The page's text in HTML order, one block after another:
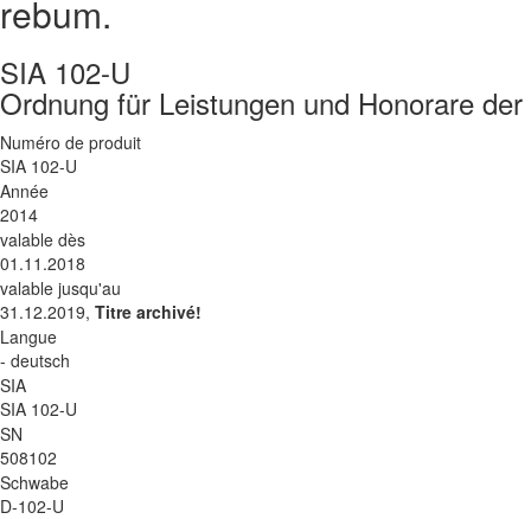
rebum.
SIA 102-U
Ordnung für Leistungen und Honorare
Numéro de produit
SIA 102-U
Année
2014
valable dès
01.11.2018
valable jusqu'au
31.12.2019, Titre archivé!
Langue
- deutsch
SIA
SIA 102-U
SN
508102
Schwabe
D-102-U